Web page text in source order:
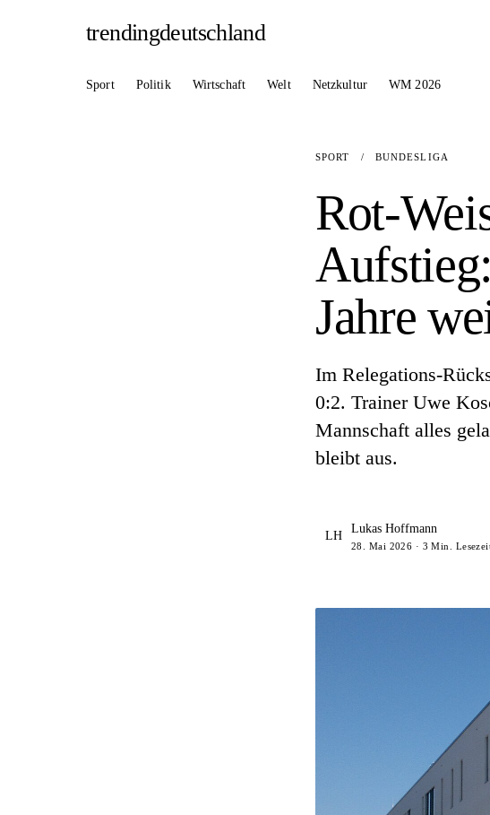
trendingdeutschland
Sport Politik Wirtschaft Welt Netzkultur WM 2026
SPORT / BUNDESLIGA
Rot-
Jahre
Im Relegations-
0:2. Trainer Uwe
Mannschaft alles
bleibt aus.
LH
Lukas Hoffmann
28. Mai 2026 · 3 Min.